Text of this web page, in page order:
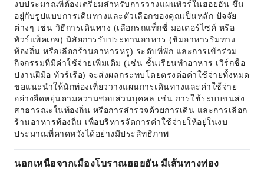
งบประมาณที่ต้องเตรียมสำหรับการวางแผนทัวร์ในฮอยอัน ขึ้น
อยู่กับรูปแบบการเดินทางและตัวเลือกของคุณเป็นหลัก ปัจจัย
ต่างๆ เช่น วิธีการเดินทาง (เลือกรถแท็กซี่ มอเตอร์ไซค์ หรือ
ทัวร์แพ็คเกจ) นิสัยการรับประทานอาหาร (ชิมอาหารริมทาง
ท้องถิ่น หรือเลือกร้านอาหารหรู) ระดับที่พัก และการเข้าร่วม
กิจกรรมที่มีค่าใช้จ่ายเพิ่มเติม (เช่น ชั้นเรียนทำอาหาร เวิร์กช็อ
ปงานฝีมือ ทัวร์เรือ) จะส่งผลกระทบโดยตรงต่อค่าใช้จ่ายทั้งหมด
ขอแนะนำให้นักท่องเที่ยววางแผนการเดินทางและค่าใช้จ่าย
อย่างยืดหยุ่นตามความชอบส่วนบุคคล เช่น การใช้ระบบขนส่ง
สาธารณะในท้องถิ่น หรือการสำรวจด้วยการเดิน และการเลือก
ร้านอาหารท้องถิ่น เพื่อบริหารจัดการค่าใช้จ่ายให้อยู่ในงบ
ประมาณที่คาดหวังได้อย่างมีประสิทธิภาพ
นอกเหนือจากเมืองโบราณฮอยอัน มีเส้นทางท่อง